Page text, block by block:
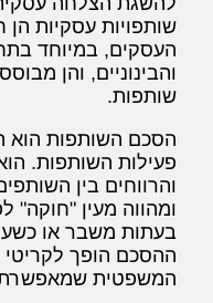
שותפויות עסקיות
העסקים, במיוחד
והבינוניים, והן
שותפות.
הסכם השותפות
פעילות השותפות.
והרווחים בין
ומהווה מעין
בעתות משבר או
ההסכם הופך
המשפטית שמאפשרת